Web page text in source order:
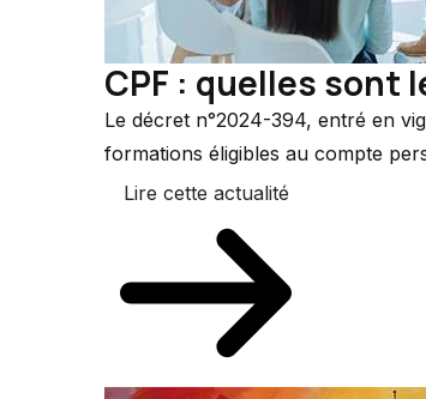
CPF : quelles sont
Le décret n°2024-394, entré en
formations éligibles au compte
Lire cette actualité